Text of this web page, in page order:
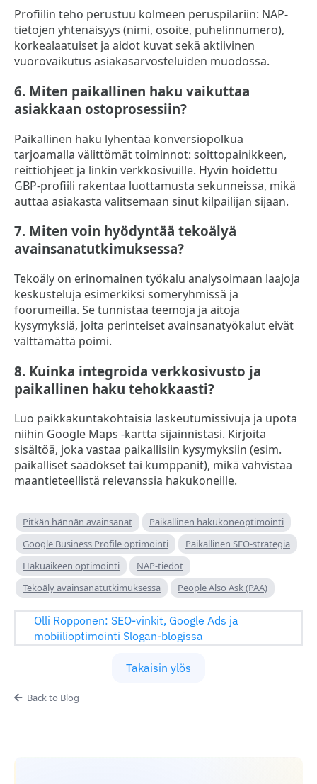
Profiilin teho perustuu kolmeen peruspilariin: NAP-
tietojen yhtenäisyys (nimi, osoite, puhelinnumero),
korkealaatuiset ja aidot kuvat sekä aktiivinen
vuorovaikutus asiakasarvosteluiden muodossa.
6. Miten paikallinen haku vaikuttaa
asiakkaan ostoprosessiin?
Paikallinen haku lyhentää konversiopolkua
tarjoamalla välittömät toiminnot: soittopainikkeen,
reittiohjeet ja linkin verkkosivuille. Hyvin hoidettu
GBP-profiili rakentaa luottamusta sekunneissa, mikä
auttaa asiakasta valitsemaan sinut kilpailijan sijaan.
7. Miten voin hyödyntää tekoälyä
avainsanatutkimuksessa?
Tekoäly on erinomainen työkalu analysoimaan laajoja
keskusteluja esimerkiksi someryhmissä ja
foorumeilla. Se tunnistaa teemoja ja aitoja
kysymyksiä, joita perinteiset avainsanatyökalut eivät
välttämättä poimi.
8. Kuinka integroida verkkosivusto ja
paikallinen haku tehokkaasti?
Luo paikkakuntakohtaisia laskeutumissivuja ja upota
niihin Google Maps -kartta sijainnistasi. Kirjoita
sisältöä, joka vastaa paikallisiin kysymyksiin (esim.
paikalliset säädökset tai kumppanit), mikä vahvistaa
maantieteellistä relevanssia hakukoneille.
Pitkän hännän avainsanat
Paikallinen hakukoneoptimointi
Google Business Profile optimointi
Paikallinen SEO-strategia
Hakuaikeen optimointi
NAP-tiedot
Tekoäly avainsanatutkimuksessa
People Also Ask (PAA)
Olli Ropponen: SEO-vinkit, Google Ads ja
mobiilioptimointi Slogan-blogissa
Takaisin ylös
Back to Blog